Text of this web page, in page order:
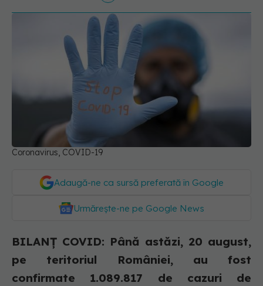
Coronavirus, COVID-19
Adaugă-ne ca sursă preferată în Google
Urmărește-ne pe Google News
BILANȚ COVID: Până astăzi, 20 august,
pe teritoriul României, au fost
confirmate 1.089.817 de cazuri de